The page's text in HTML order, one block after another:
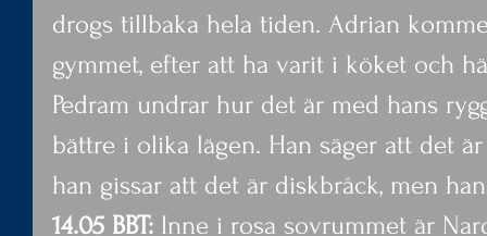
drogs tillbaka hela tiden. Adrian
gymmet, efter att ha varit i köket och
Pedram undrar hur det är med hans
bättre i olika lägen. Han säger att det
han gissar att det är diskbråck, men
14.05 BBT: Inne i rosa sovrummet är